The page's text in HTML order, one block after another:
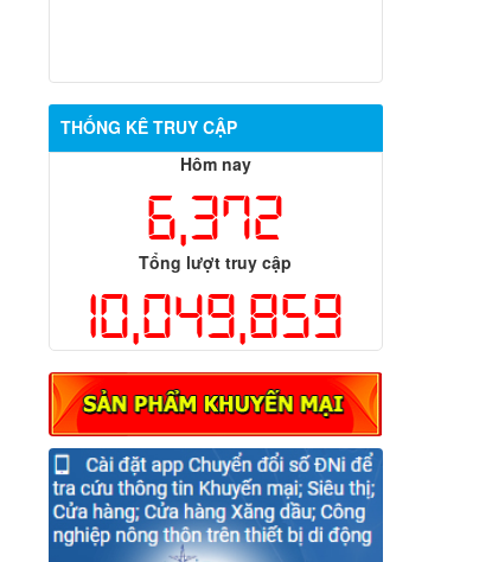
THỐNG KÊ TRUY CẬP
Hôm nay
6,372
Tổng lượt truy cập
10,049,859